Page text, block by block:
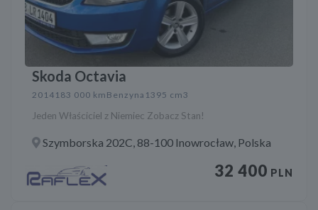
Skoda Octavia
2014 183 000 km Benzyna 1395 cm3
Jeden Właściciel z Niemiec Zobacz Stan!
Szymborska 202C, 88-100 Inowrocław, Polska
32 400 PLN